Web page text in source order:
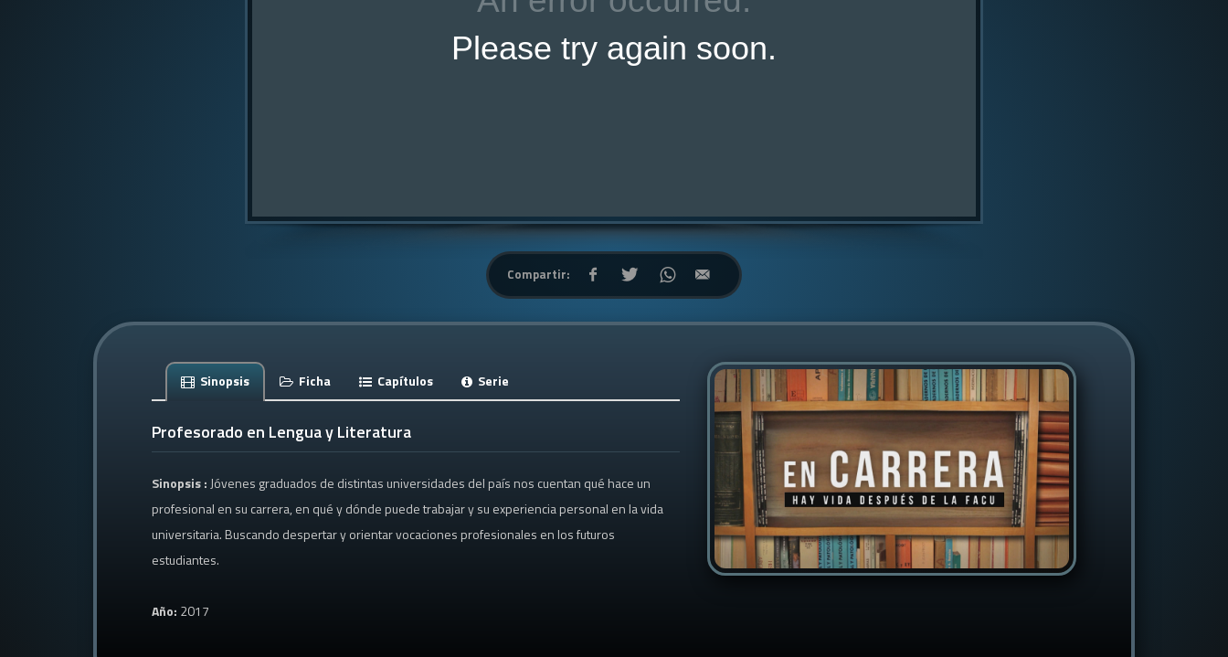
Compartir:
Sinopsis Ficha Capítulos Serie
Profesorado en Lengua y Literatura
Sinopsis : Jóvenes graduados de distintas universidades del país nos cuentan qué hace un
profesional en su carrera, en qué y dónde puede trabajar y su experiencia personal en la vida
universitaria. Buscando despertar y orientar vocaciones profesionales en los futuros
estudiantes.
Año: 2017